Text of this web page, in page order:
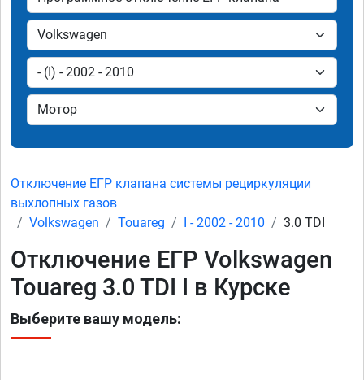
Отключение ЕГР клапана системы рециркуляции
выхлопных газов
Volkswagen
Touareg I - 2002 - 2010 3.0 TDI
Отключение ЕГР Volkswagen
Touareg 3.0 TDI I в Курске
Выберите вашу модель: